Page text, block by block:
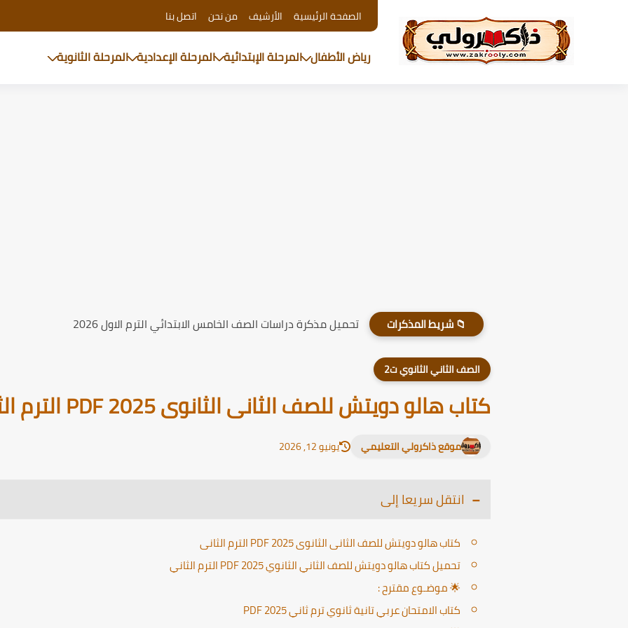
الصفحة الرئيسية الأرشيف من نحن اتصل بنا
رياض الأطفال المرحلة الإبتدائية المرحلة الإعدادية المرحلة الثانوية
📁 شريط المذكرات تحميل مذكرة دراسات الصف الخامس الابتدائي الترم الاول 2026
الصف الثاني الثانوي ت2
كتاب هالو دويتش للصف الثانى الثانوى 2025 PDF الترم الثانى
موقع ذاكرولي التعليمي يونيو 12, 2026
انتقل سريعا إلى
كتاب هالو دويتش للصف الثانى الثانوى 2025 PDF الترم الثانى
تحميل كتاب هالو دويتش للصف الثاني الثانوي 2025 PDF الترم الثاني
🌟 موضـوع مقترح :
كتاب الامتحان عربي تانية ثانوي ترم ثاني 2025 PDF